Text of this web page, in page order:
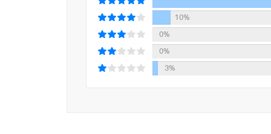
코드가 안 맞아’라는 섣부른 판단으로 관계의 발
류를 범할 위험성도 있다. 우리 사회에서 흔히 볼
이야’라는 생각에서 비롯되지 않던가.
자기 자신을 향한 건강한 엄격함과 너그러움 사
것이 무엇인지 잊지 말라고, 죽을 것 같은 절망과
깨달으라고. 단 한 사람에게라도 가닿기를 바라
나는 여전히 크고 작은 고민에 싸여 있고 미래
10%
0%
0%
3%